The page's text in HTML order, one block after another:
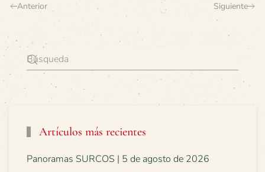
Anterior Siguiente
Artículos más recientes
Panoramas SURCOS | 5 de agosto de 2026